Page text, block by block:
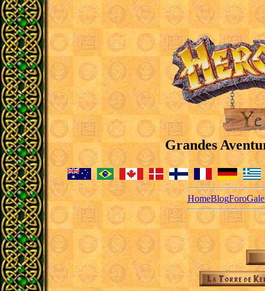
Grandes
HomeBlogForo